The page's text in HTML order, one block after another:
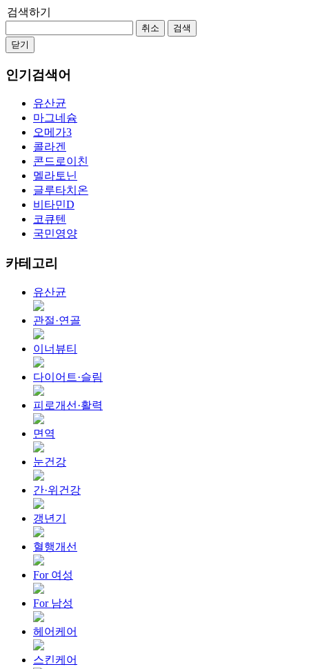
검색하기
취소
검색
닫기
인기검색어
유산균
마그네슘
오메가3
콜라겐
콘드로이친
멜라토닌
글루타치온
비타민D
코큐텐
국민영양
카테고리
유산균
관절·연골
이너뷰티
다이어트·슬림
피로개선·활력
면역
눈건강
간·위건강
갱년기
혈행개선
For 여성
For 남성
헤어케어
스킨케어